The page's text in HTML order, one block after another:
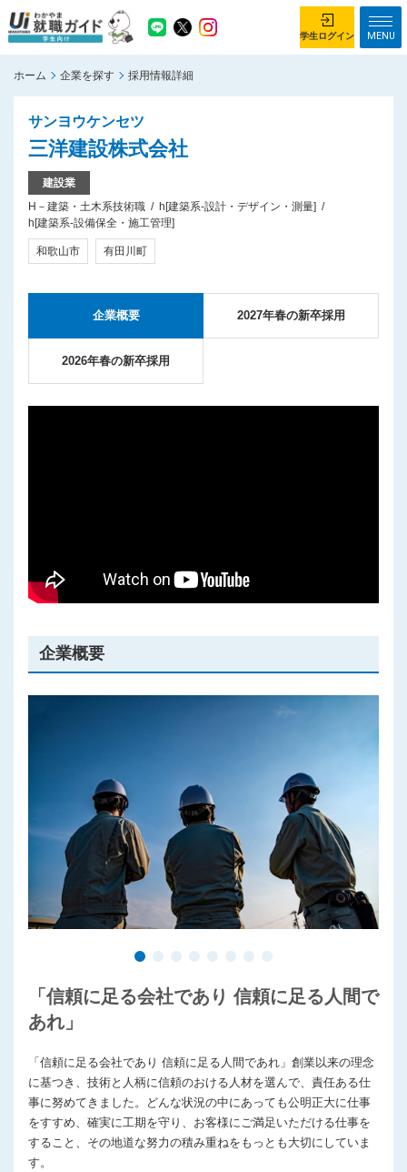
ホーム
がっつり就業体験コース
イベント情報 はじめて利用する方へ
お知らせ
がっつり就業体験コース トップ
ちょこっと仕事体験コース トップ
お問い合わせ
サイトマップ
利用規約
学生ログイン MENU
ホーム 企業を探す 採用情報詳細
サンヨウケンセツ
三洋建設株式会社
建設業
H－建築・土木系技術職
h[建築系-設計・デザイン・測量]
h[建築系-設備保全・施工管理]
和歌山市 有田川町
企業概要 2027年春の新卒採用
2026年春の新卒採用
企業概要
「信頼に足る会社であり 信頼に足る人間で
あれ」
「信頼に足る会社であり 信頼に足る人間であれ」創業以来の理念
に基つき、技術と人柄に信頼のおける人材を選んで、責任ある仕
事に努めてきました。どんな状況の中にあっても公明正大に仕事
をすすめ、確実に工期を守り、お客様にご満足いただける仕事を
すること、その地道な努力の積み重ねをもっとも大切にしていま
す。